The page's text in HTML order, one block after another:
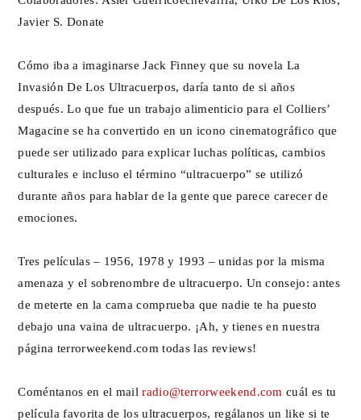
Javier S. Donate
Cómo iba a imaginarse Jack Finney que su novela La
Invasión De Los Ultracuerpos, daría tanto de si años
después. Lo que fue un trabajo alimenticio para el Colliers’
Magacine se ha convertido en un icono cinematográfico que
puede ser utilizado para explicar luchas políticas, cambios
culturales e incluso el término “ultracuerpo” se utilizó
durante años para hablar de la gente que parece carecer de
emociones.
Tres películas – 1956, 1978 y 1993 – unidas por la misma
amenaza y el sobrenombre de ultracuerpo. Un consejo: antes
de meterte en la cama comprueba que nadie te ha puesto
debajo una vaina de ultracuerpo. ¡Ah, y tienes en nuestra
página terrorweekend.com todas las reviews!
Coméntanos en el mailradio@terrorweekend.com cuál es tu
película favorita de los ultracuerpos, regálanos un like si te